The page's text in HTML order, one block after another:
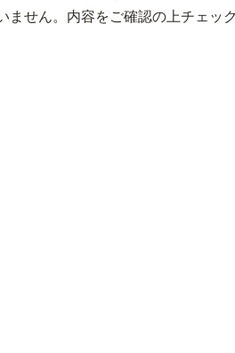
ません。内容をご確認の上チェッ